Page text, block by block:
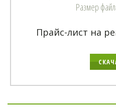
Размер
Прайс-лист на